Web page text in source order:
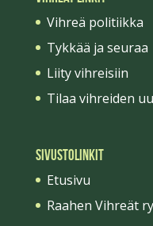
Vihreä politiikka
Tykkää ja seuraa
Liity vihreisiin
Tilaa vihreiden
Sivustolinkit
Etusivu
Raahen Vihreät ry